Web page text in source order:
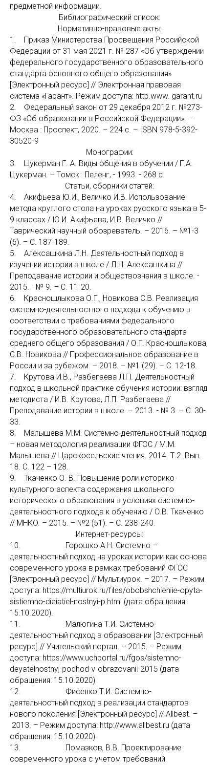
предметной информации.
Библиографический список:
Нормативно-правовые акты:
1. Приказ Министерства Просвещения Российской
Федерации от 31 мая 2021 г. № 287 «Об утверждении
федерального государственного образовательного
стандарта основного общего образования»
[Электронный ресурс] // Электронная правовая
система «Гарант». Режим доступа: http.www. garant.ru
2. Федеральный закон от 29 декабря 2012 г. №273-
ФЗ «Об образовании в Российской Федерации». –
Москва : Проспект, 2020. – 224 с. – ISBN 978-5-392-
30520-9
Монографии:
3. Цукерман Г. А. Виды общения в обучении / Г.А.
Цукерман. – Томск : Пеленг, - 1993. - 268 с.
Статьи, сборники статей:
4. Акифьева Ю.И., Величко И.В. Использование
метода круглого стола на уроках русского языка в 5-
9 классах / Ю.И. Акифьева, И.В. Величко //
Таврический научный обозреватель. – 2016. – №1-3
(6). – С. 187-189.
5. Алексашкина Л.Н. Деятельностный подход в
изучении истории в школе / Л.Н. Алексашкина //
Преподавание истории и обществознания в школе. -
2015. - № 9. – С. 11-20.
6. Красношлыкова О.Г., Новикова С.В. Реализация
системно-деятельностного подхода к обучению в
соответствии с требованиями федерального
государственного образовательного стандарта
среднего общего образования / О.Г. Красношлыкова,
С.В. Новикова // Профессиональное образование в
России и за рубежом. – 2018. – №1 (29). – С. 12-18.
7. Крутова И.В., Разбегаева Л.П. Деятельностный
подход в школьной практике обучения истории: взгляд
методиста / И.В. Крутова, Л.П. Разбегаева //
Преподавание истории в школе. – 2013. - № 3. – С. 30-
33.
8. Малышева М.М. Системно-деятельностный подход
– новая методология реализации ФГОС / М.М.
Малышева // Царскосельские чтения. 2014. Т.2. Вып.
18. С. 122 – 128.
9. Ткаченко О. В. Повышение роли историко-
культурного аспекта содержания школьного
исторического образования в условиях системно-
деятельностного подхода к обучению / О.В. Ткаченко
// МНКО. – 2015. – №2 (51). – С. 238-240.
Интернет-ресурсы:
10. Горошко А.Н. Системно –
деятельностный подход на уроках истории как основа
современного урока в рамках требований ФГОС
[Электронный ресурс] // Мультиурок. – 2017. – Режим
доступа: https://multiurok.ru/files/obobshchieniie-opyta-
sistiemno-dieiatiel-nostnyi-p.html (дата обращения:
15.10.2020).
11. Малюгина Т.И. Системно-
деятельностный подход в образовании [Электронный
ресурс] // Учительский портал. – 2015. – Режим
доступа: https://www.uchportal.ru/fgos/sistemno-
deyatelnostnyj-podhod-v-obrazovanii-2015 (дата
обращения: 15.10.2020)
12. Фисенко Т.И. Системно-
деятельностный подход в реализации стандартов
нового поколения [Электронный ресурс] // Allbest. –
2013. – Режим доступа: http://www.allbest.ru (дата
обращения: 15.10.2020)
13. Помазков, В.В. Проектирование
современного урока с учетом требований